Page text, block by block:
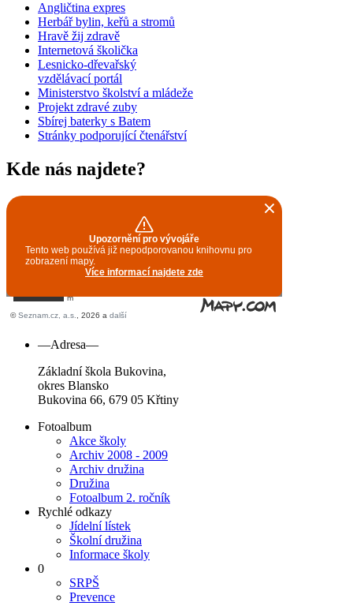
Angličtina expres
Herbář bylin, keřů a stromů
Hravě žij zdravě
Internetová školička
Lesnicko-dřevařský
vzdělávací portál
Ministerstvo školství a mládeže
Projekt zdravé zuby
Sbírej baterky s Batem
Stránky podporující čtenářství
Kde nás najdete?
—Adresa—
Základní škola Bukovina,
okres Blansko
Bukovina 66, 679 05 Křtiny
Fotoalbum
Akce školy
Archiv 2008 - 2009
Archiv družina
Družina
Fotoalbum 2. ročník
Rychlé odkazy
Jídelní lístek
Školní družina
Informace školy
0
SRPŠ
Prevence